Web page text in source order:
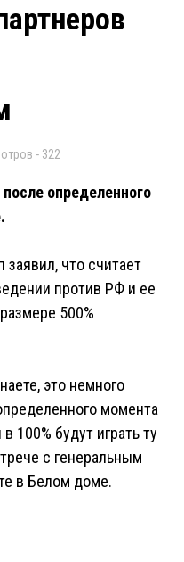
- 322
определенного
что считает
против РФ и ее
500%
это немного
момента
100% будут играть ту
с генеральным
в Белом доме.